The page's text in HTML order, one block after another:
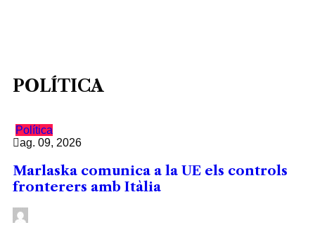
POLÍTICA
Política
ag. 09, 2026
Marlaska comunica a la UE els controls
fronterers amb Itàlia